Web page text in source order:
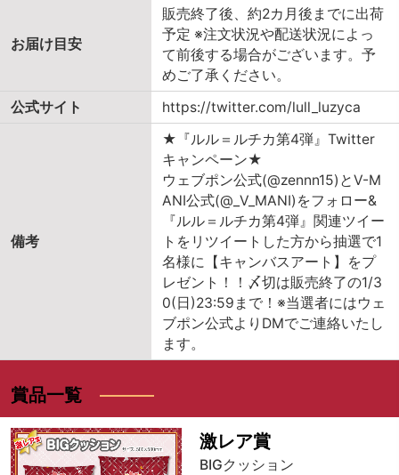
お届け目安
販売終了後、約2カ月後までに出荷
予定 ※注文状況や配送状況によっ
て前後する場合がございます。予
めご了承ください。
公式サイト
https://twitter.com/lull_luzyca
備考
★『ルル＝ルチカ第4弾』Twitter
キャンペーン★
ウェブポン公式(@zennn15)とV-M
ANI公式(@_V_MANI)をフォロー&
『ルル＝ルチカ第4弾』関連ツイー
トをリツイートした方から抽選で1
名様に【キャンバスアート】をプ
レゼント！！〆切は販売終了の1/3
0(日)23:59まで！※当選者にはウェ
ブポン公式よりDMでご連絡いたし
ます。
賞品一覧
激レア賞
BIGクッション